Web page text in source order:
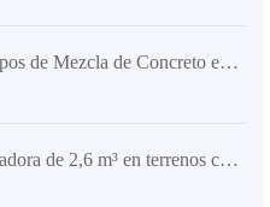
Guía Completa para Elegir Equipos de Mezcla de Concreto en Construcción Rural: Mejora la Eficiencia y Calidad
Rendimiento estable de la mezcladora de 2,6 m³ en terrenos complejos: Análisis de los principios técnicos y puntos clave de operación